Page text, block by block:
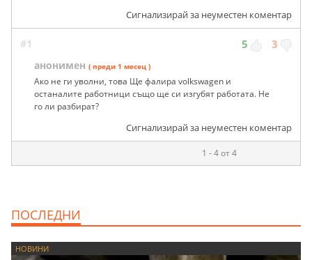
Сигнализирай за неуместен коментар
#1 5 3
анонимен ( преди 1 месец )
Ако не ги уволни, това Ще фалира volkswagen и
останалите работници също ще си изгубят работата. Не
го ли разбират?
Сигнализирай за неуместен коментар
1 - 4 от 4
ПОСЛЕДНИ
НОВИНИ